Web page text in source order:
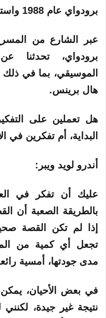
برودواي عام 1988 واستمر لمدة 35 عامًا.
عبر الشارع من
برودواي،
الموسيقي، بما في
هال برينس.
هل تعملين على
البداية، أم تفكرين في
أندرو لويد ويبر:
عليك أن تفكر في
بالطريقة الصعبة أن
إذا لم تكن القصة
تجعل أي كمية من
مدى جودتها، أمسية
في بعض الأحيان،
نتيجة غير جيدة،